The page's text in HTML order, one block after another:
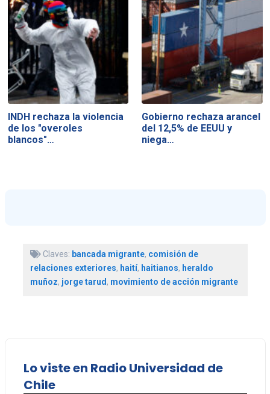
INDH rechaza la violencia
de los "overoles
blancos"…
Gobierno rechaza arancel
del 12,5% de EEUU y
niega…
Claves: bancada migrante, comisión de
relaciones exteriores, haití, haitianos, heraldo
muñoz, jorge tarud, movimiento de acción migrante
Lo viste en Radio Universidad de
Chile